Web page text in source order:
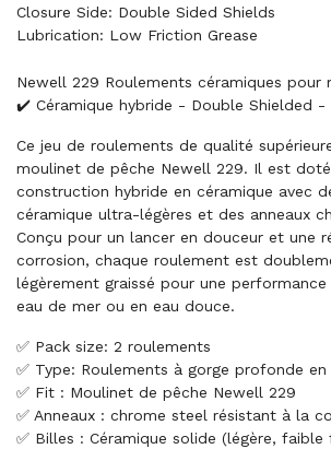
Closure Side: Double Sided Shields
Lubrication: Low Friction Grease
Newell 229 Roulements céramiques pour
✔️ Céramique hybride - Double Shielded -
Ce jeu de roulements de qualité
moulinet de pêche Newell 229. Il est
construction hybride en céramique avec
céramique ultra-légères et des anneaux
Conçu pour un lancer en douceur et une
corrosion, chaque roulement est
légèrement graissé pour une
eau de mer ou en eau douce.
✅ Pack size: 2 roulements
✅ Type: Roulements à gorge profonde
✅ Fit : Moulinet de pêche Newell 229
✅ Anneaux : chrome steel résistant à la
✅ Billes : Céramique solide (légère, faible